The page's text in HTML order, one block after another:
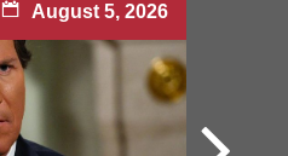
August 5, 2026